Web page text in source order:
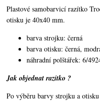
Plastové samobarvicí razítko
otisku je 40x40 mm.
barva strojku: černá
barva otisku: černá,
náhradní polštářek: 6/
Jak objednat razítko ?
Po výběru barvy strojku a